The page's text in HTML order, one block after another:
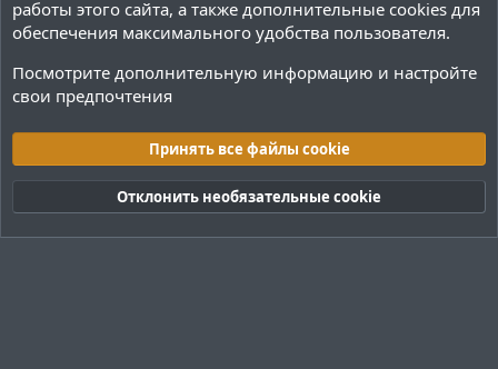
Cookies Тёмная (2020)
Русский (RU)
Обратная связь
Условия и правила
Политика конфиденциальности
Помощь
R
работы этого сайта, а также дополнительные cookies для
обеспечения максимального удобства пользователя.
Посмотрите дополнительную информацию и настройте
свои предпочтения
Принять все файлы cookie
Отклонить необязательные cookie